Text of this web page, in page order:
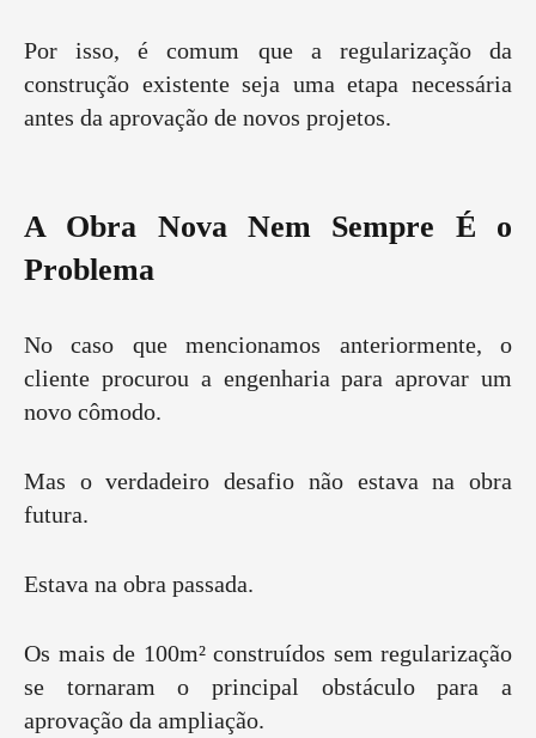
Por isso, é comum que a regularização da
construção existente seja uma etapa necessária
antes da aprovação de novos projetos.
A Obra Nova Nem Sempre É o
Problema
No caso que mencionamos anteriormente, o
cliente procurou a engenharia para aprovar um
novo cômodo.
Mas o verdadeiro desafio não estava na obra
futura.
Estava na obra passada.
Os mais de 100m² construídos sem regularização
se tornaram o principal obstáculo para a
aprovação da ampliação.